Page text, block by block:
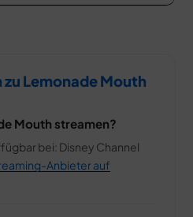
zu Lemonade Mouth
Mouth streamen?
bei: Disney Channel
Anbieter auf